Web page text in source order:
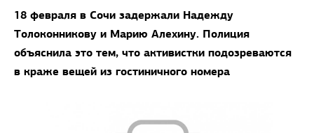
18 февраля в Сочи задержали Надежду
Толоконникову и Марию Алехину. Полиция
объяснила это тем, что активистки подозреваются
в краже вещей из гостиничного номера